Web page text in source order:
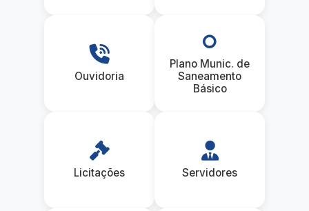
Ouvidoria
Plano Munic. de
Saneamento
Básico
Licitações Servidores